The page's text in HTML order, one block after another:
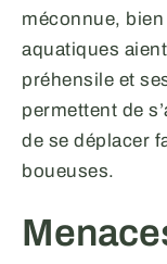
méconnue,
aquatiques
préhensile et
permettent de
de se déplacer
boueuses.